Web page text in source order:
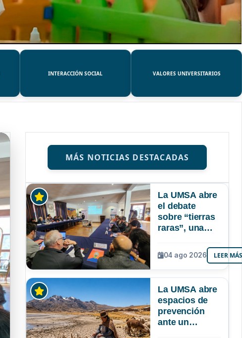
INTERACCIÓN SOCIAL VALORES UNIVERSITARIOS
MÁS NOTICIAS DESTACADAS
La UMSA abre
el debate
sobre “tierras
raras”, una
mineral que
Bolivia aún no
explora ni
04 ago 2026 LEER
La UMSA abre
espacios de
prevención
ante un